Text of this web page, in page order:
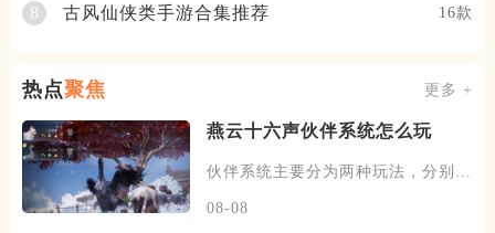
8 古风仙侠类手游合集推荐 16款
热点聚焦 更多 +
燕云十六声伙伴系统怎么玩
伙伴系统主要分为两种玩法，分别是
08-08